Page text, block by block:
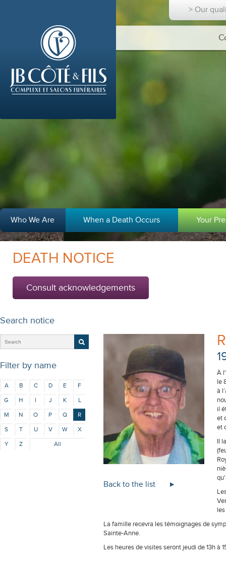
> Our
Who We Are When a Death Occurs Your
DEATH NOTICE
Consult acknowledgements
Search notice
Filter by name
A B C D E
F
G
H I J K
L
M
N O P Q
R
S
T U V W
X
Y
Z All
Back to the list
À
le
à
il
et
et
Il
La famille recevra les témoignages de
Sainte-Anne.
Les heures de visites seront jeudi de 13h à